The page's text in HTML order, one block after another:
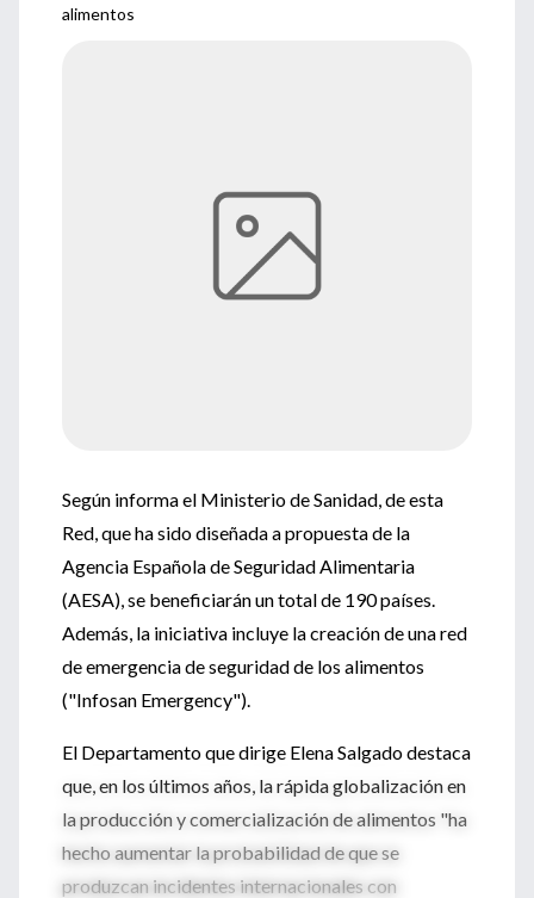
alimentos
Según informa el Ministerio de Sanidad, de esta
Red, que ha sido diseñada a propuesta de la
Agencia Española de Seguridad Alimentaria
(AESA), se beneficiarán un total de 190 países.
Además, la iniciativa incluye la creación de una red
de emergencia de seguridad de los alimentos
("Infosan Emergency").
El Departamento que dirige Elena Salgado destaca
que, en los últimos años, la rápida globalización en
la producción y comercialización de alimentos "ha
hecho aumentar la probabilidad de que se
produzcan incidentes internacionales con